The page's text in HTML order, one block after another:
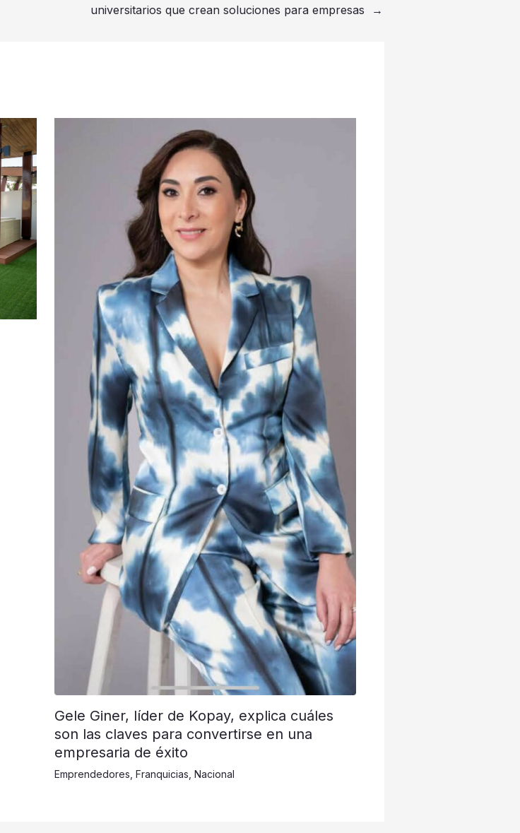
universitarios que crean soluciones para empresas
→
Gele Giner, líder de Kopay, explica cuáles
son las claves para convertirse en una
empresaria de éxito
Emprendedores Franquicias Nacional